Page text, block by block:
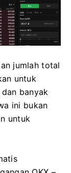
jumlah total
untuk
banyak
ini bukan
untuk